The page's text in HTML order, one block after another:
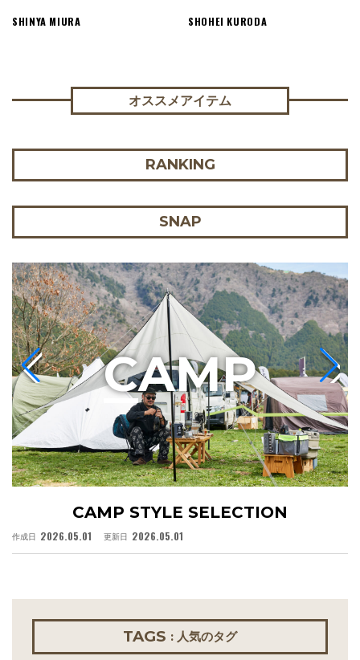
SHINYA MIURA SHOHEI KURODA
オススメアイテム
RANKING
SNAP
CAMP STYLE SELECTION
作成日 2026.05.01 更新日 2026.05.01
CAMP
TAGS : 人気のタグ